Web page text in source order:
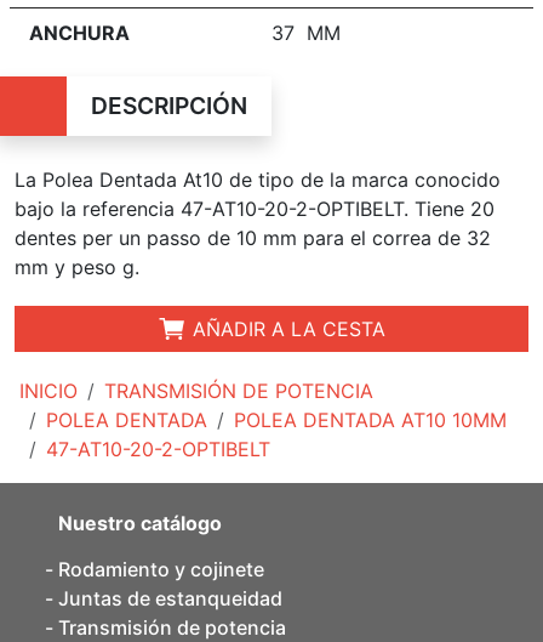
INICIO
TRANSMISIÓN DE POTENCIA
POLEA DENTADA
POLEA DENTADA AT10 10MM
47-AT10-20-2-OPTIBELT
ANCHURA 37 MM
DESCRIPCIÓN
La Polea Dentada At10 de tipo de la marca conocido
bajo la referencia 47-AT10-20-2-OPTIBELT. Tiene 20
dentes per un passo de 10 mm para el correa de 32
mm y peso g.
AÑADIR A LA CESTA
Nuestro catálogo
Rodamiento y cojinete
Juntas de estanqueidad
Transmisión de potencia